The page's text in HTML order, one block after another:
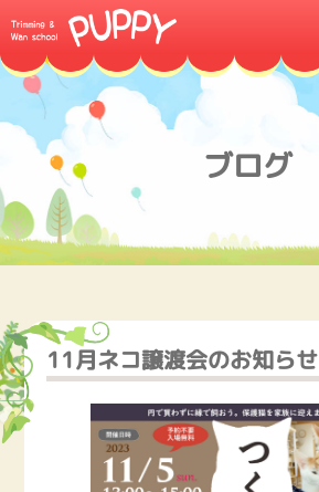
ブログ
11月ネコ譲渡会のお知らせ